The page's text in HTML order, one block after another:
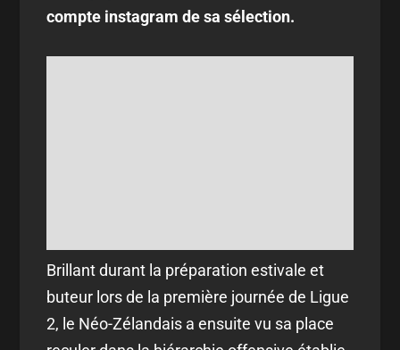
compte instagram de sa sélection.
Brillant durant la préparation estivale et
buteur lors de la première journée de Ligue
2, le Néo-Zélandais a ensuite vu sa place